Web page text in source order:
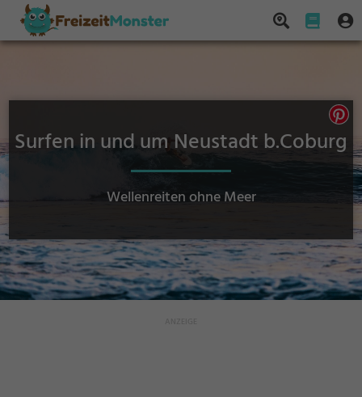
Surfen in und um Neustadt b.Coburg
Wellenreiten ohne Meer